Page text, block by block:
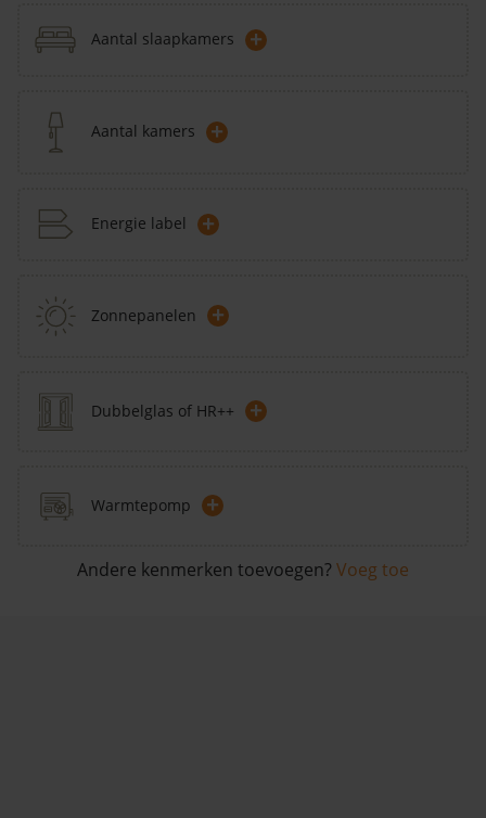
Aantal slaapkamers +
Aantal kamers +
Energie label +
Zonnepanelen +
Dubbelglas of HR++ +
Warmtepomp +
Andere kenmerken toevoegen? Voeg toe